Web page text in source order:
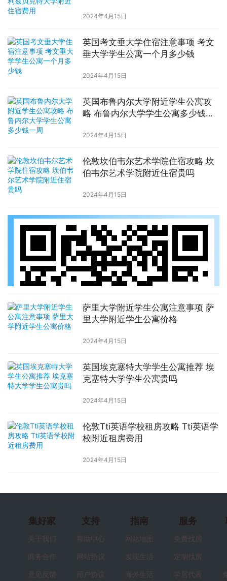
2024年4月15日
英国考文垂大学住宿注意事项 考文
垂大学学生公寓一个月多少钱
2024年4月15日
英国布鲁内尔大学附近学生公寓攻
略 布鲁内尔大学学生公寓多少钱一
2024年4月15日
伦敦坎伯韦尔艺术学院住宿攻略 坎
伯韦尔艺术学院附近住宿贵吗
2024年4月15日
萨里大学附近学生公寓注意事项 萨
里大学附近学生公寓价格
2024年4月15日
英国埃克塞特大学学生公寓推荐 埃
克塞特大学学生公寓贵吗
2024年4月15日
伦敦Tti英语学校租房攻略 Tti英语学
校附近租房费用
2024年4月15日
集好家
关于我们
商务合作
意见反馈
支持
帮助中心
网站协议
用户协议
指南
网站地图
发现生活
海外生活
服务
免费找房
定制找房
学居代表